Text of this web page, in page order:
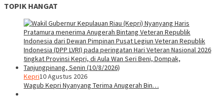
TOPIK HANGAT
Kepri10 Agustus 2026
Wagub Kepri Nyanyang Terima Anugerah Bin…